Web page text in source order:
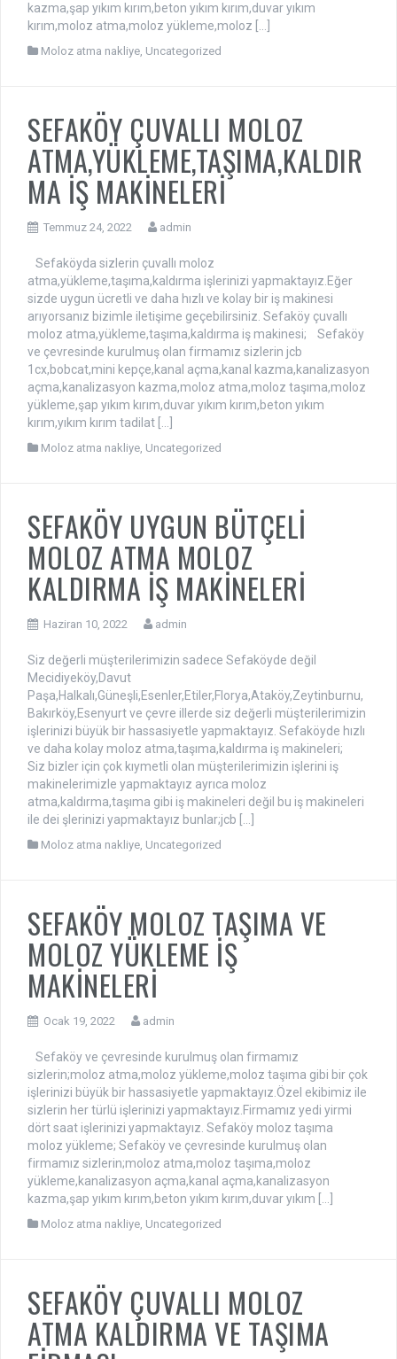
kazma,şap yıkım kırım,beton yıkım kırım,duvar yıkım
kırım,moloz atma,moloz yükleme,moloz […]
Moloz atma nakliye Uncategorized
SEFAKÖY ÇUVALLI MOLOZ
ATMA,YÜKLEME,TAŞIMA,KALDIR
MA İŞ MAKİNELERİ
Temmuz 24, 2022 admin
Sefaköyda sizlerin çuvallı moloz
atma,yükleme,taşıma,kaldırma işlerinizi yapmaktayız.Eğer
sizde uygun ücretli ve daha hızlı ve kolay bir iş makinesi
arıyorsanız bizimle iletişime geçebilirsiniz. Sefaköy çuvallı
moloz atma,yükleme,taşıma,kaldırma iş makinesi; Sefaköy
ve çevresinde kurulmuş olan firmamız sizlerin jcb
1cx,bobcat,mini kepçe,kanal açma,kanal kazma,kanalizasyon
açma,kanalizasyon kazma,moloz atma,moloz taşıma,moloz
yükleme,şap yıkım kırım,duvar yıkım kırım,beton yıkım
kırım,yıkım kırım tadilat […]
Moloz atma nakliye Uncategorized
SEFAKÖY UYGUN BÜTÇELİ
MOLOZ ATMA MOLOZ
KALDIRMA İŞ MAKİNELERİ
Haziran 10, 2022 admin
Siz değerli müşterilerimizin sadece Sefaköyde değil
Mecidiyeköy,Davut
Paşa,Halkalı,Güneşli,Esenler,Etiler,Florya,Ataköy,Zeytinburnu,
Bakırköy,Esenyurt ve çevre illerde siz değerli müşterilerimizin
işlerinizi büyük bir hassasiyetle yapmaktayız. Sefaköyde hızlı
ve daha kolay moloz atma,taşıma,kaldırma iş makineleri;
Siz bizler için çok kıymetli olan müşterilerimizin işlerini iş
makinelerimizle yapmaktayız ayrıca moloz
atma,kaldırma,taşıma gibi iş makineleri değil bu iş makineleri
ile dei şlerinizi yapmaktayız bunlar;jcb […]
Moloz atma nakliye Uncategorized
SEFAKÖY MOLOZ TAŞIMA VE
MOLOZ YÜKLEME İŞ
MAKİNELERİ
Ocak 19, 2022 admin
Sefaköy ve çevresinde kurulmuş olan firmamız
sizlerin;moloz atma,moloz yükleme,moloz taşıma gibi bir çok
işlerinizi büyük bir hassasiyetle yapmaktayız.Özel ekibimiz ile
sizlerin her türlü işlerinizi yapmaktayız.Firmamız yedi yirmi
dört saat işlerinizi yapmaktayız. Sefaköy moloz taşıma
moloz yükleme; Sefaköy ve çevresinde kurulmuş olan
firmamız sizlerin;moloz atma,moloz taşıma,moloz
yükleme,kanalizasyon açma,kanal açma,kanalizasyon
kazma,şap yıkım kırım,beton yıkım kırım,duvar yıkım […]
Moloz atma nakliye Uncategorized
SEFAKÖY ÇUVALLI MOLOZ
ATMA KALDIRMA VE TAŞIMA